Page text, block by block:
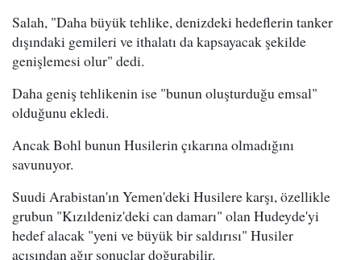
Salah, "Daha büyük tehlike, denizdeki hedeflerin tanker
dışındaki gemileri ve ithalatı da kapsayacak şekilde
genişlemesi olur" dedi.
Daha geniş tehlikenin ise "bunun oluşturduğu emsal"
olduğunu ekledi.
Ancak Bohl bunun Husilerin çıkarına olmadığını
savunuyor.
Suudi Arabistan'ın Yemen'deki Husilere karşı, özellikle
grubun "Kızıldeniz'deki can damarı" olan Hudeyde'yi
hedef alacak "yeni ve büyük bir saldırısı" Husiler
açısından ağır sonuçlar doğurabilir.